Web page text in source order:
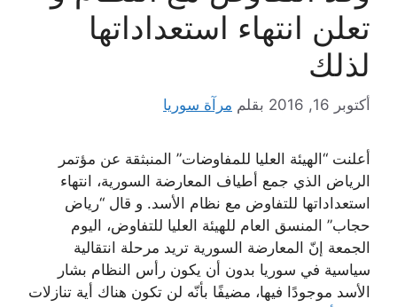
تعلن انتهاء استعداداتها
لذلك
أكتوبر 16, 2016 بقلم مرآة سوريا
أعلنت “الهيئة العليا للمفاوضات” المنبثقة عن مؤتمر
الرياض الذي جمع أطياف المعارضة السورية، انتهاء
استعداداتها للتفاوض مع نظام الأسد. و قال “رياض
حجاب” المنسق العام للهيئة العليا للتفاوض، اليوم
الجمعة إنّ المعارضة السورية تريد مرحلة انتقالية
سياسية في سوريا بدون أن يكون رأس النظام بشار
الأسد موجودًا فيها، مضيفًا بأنّه لن تكون هناك أية تنازلات